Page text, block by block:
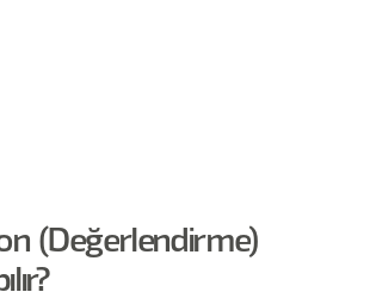
(Değerlendirme)